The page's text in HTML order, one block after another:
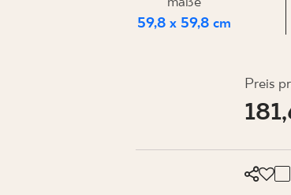
MEIN PROFIL
59,8 x 59,8 cm
Preis